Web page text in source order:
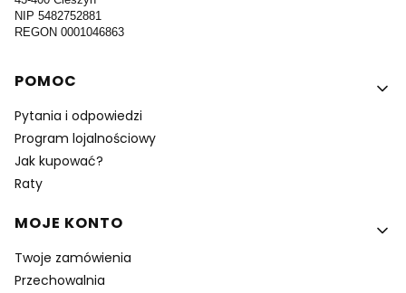
NIP 5482752881
REGON 0001046863
Linki w stopce
POMOC
Pytania i odpowiedzi
Program lojalnościowy
Jak kupować?
Raty
MOJE KONTO
Twoje zamówienia
Przechowalnia